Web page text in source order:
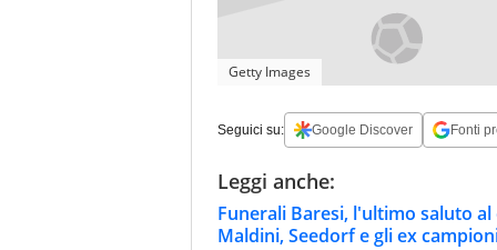
Getty Images
Seguici su: Google Discover Fonti
Leggi anche:
Funerali Baresi, l'ultimo saluto
Maldini, Seedorf e gli ex